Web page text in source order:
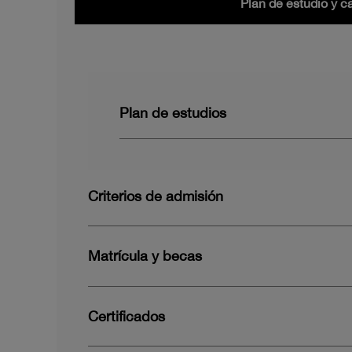
Plan de estudio y
Plan de estudios
Criterios de admisión
Matrícula y becas
Certificados